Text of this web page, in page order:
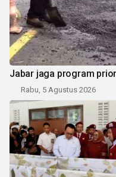
Jabar jaga program
Rabu, 5 Agustus 2026